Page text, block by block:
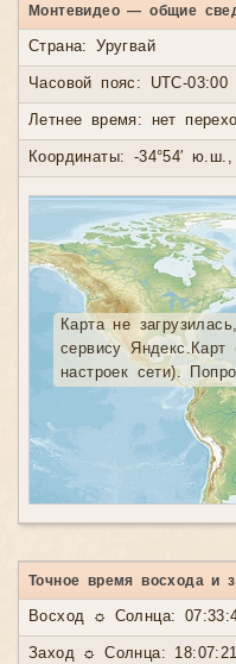
Монтевидео — общие
Страна: Уругвай
Часовой пояс: UTC-
Летнее время: нет
Координаты: -34°54′ ю.ш.,
Карта не
сервису Яндекс.Карт
настроек сети).
Точное время восхода и
Восход ☼ Солнца:
Заход ☼ Солнца: